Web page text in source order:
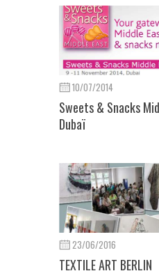
10/07/2014
Sweets & Snacks
Dubaï
23/06/2016
TEXTILE ART BERLIN